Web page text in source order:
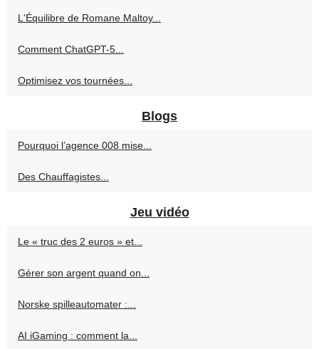
L'Équilibre de Romane Maltoy...
Comment ChatGPT-5...
Optimisez vos tournées...
Blogs
Pourquoi l’agence 008 mise...
Des Chauffagistes...
Jeu vidéo
Le « truc des 2 euros » et...
Gérer son argent quand on...
Norske spilleautomater :...
AI iGaming : comment la...